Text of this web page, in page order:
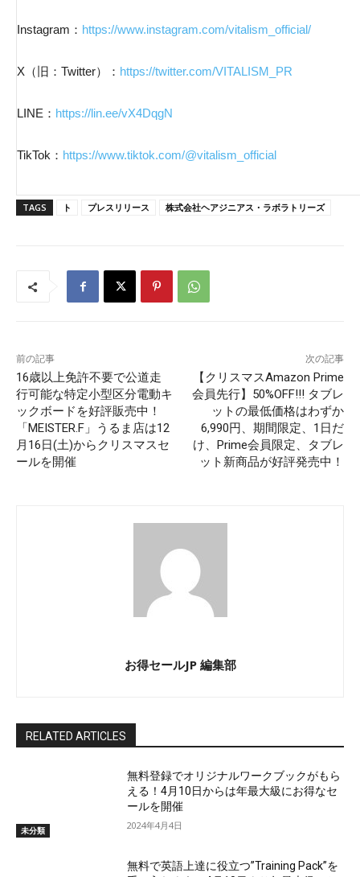
Instagram： https://www.instagram.com/vitalism_official/
X（旧：Twitter）： https://twitter.com/VITALISM_PR
LINE： https://lin.ee/vX4DqgN
TikTok： https://www.tiktok.com/@vitalism_official
TAGS ト プレスリリース 株式会社ヘアジニアス・ラボラトリーズ
前の記事
16歳以上免許不要で公道走
行可能な特定小型区分電動キ
ックボードを好評販売中！
「MEISTER.F」うるま店は12
月16日(土)からクリスマスセ
ールを開催
次の記事
【クリスマスAmazon Prime
会員先行】50%OFF!!! タブレ
ットの最低価格はわずか
6,990円、期間限定、1日だ
け、Prime会員限定、タブレ
ット新商品が好評発売中！
お得セールJP 編集部
RELATED ARTICLES
未分類
無料登録でオリジナルワークブックがもら
える！4月10日からは年最大級にお得なセ
ールを開催
2024年4月4日
無料で英語上達に役立つ”Training Pack”を